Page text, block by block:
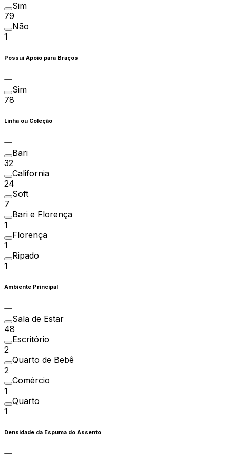
Sim
79
Não
1
Possui Apoio para Braços
Sim
78
Linha ou Coleção
Bari
32
California
24
Soft
7
Bari e Florença
1
Florença
1
Ripado
1
Ambiente Principal
Sala de Estar
48
Escritório
2
Quarto de Bebê
2
Comércio
1
Quarto
1
Densidade da Espuma do Assento